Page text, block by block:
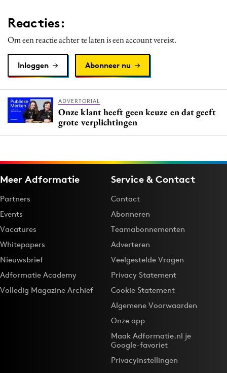
Reacties:
Om een reactie achter te laten is een account vereist.
Inloggen Abonneer nu
ADVERTORIAL
Onze klant heeft geen keuze en dat geeft
grote verplichtingen
Meer Adformatie
Partners
Events
Vacatures
Whitepapers
Nieuwsbrief
Adformatie Academy
Volledig Magazine Archief
Service & Contact
Contact
Abonneren
Teamabonnementen
Adverteren
Veelgestelde Vragen
Privacy Statement
Cookie Statement
Algemene Voorwaarden
Onze app
Maak Adformatie.nl je
Google-favoriet
Privacyinstellingen